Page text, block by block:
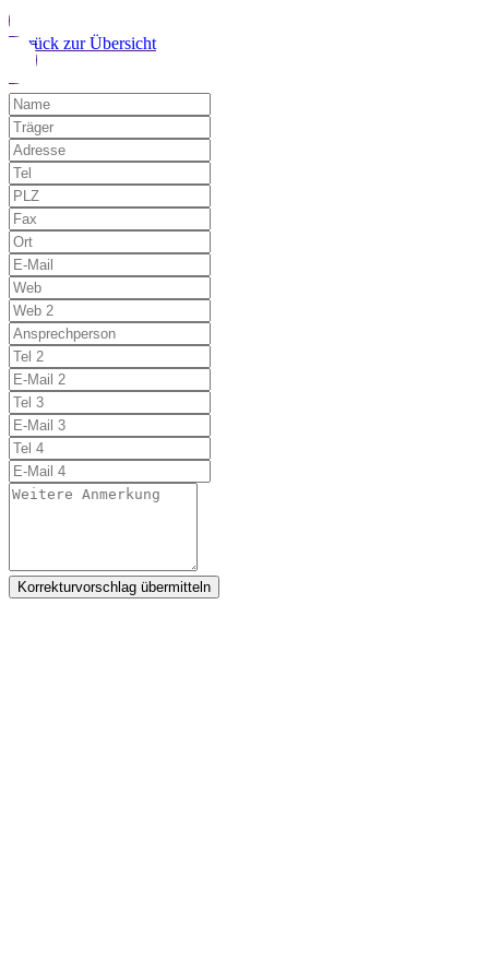
Zurück zur Übersicht
Korrekturvorschlag übermitteln